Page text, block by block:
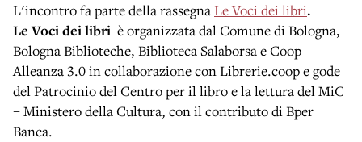
L'incontro fa parte della rassegnaLe Voci dei libri.
Le Voci dei libri è organizzata dal Comune di Bologna,
Bologna Biblioteche, Biblioteca Salaborsa e Coop
Alleanza 3.0 in collaborazione con Librerie.coop e gode
del Patrocinio del Centro per il libro e la lettura del MiC
– Ministero della Cultura, con il contributo di Bper
Banca.